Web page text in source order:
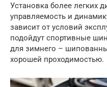
Установка более легких
управляемость и
зависит от условий
подойдут спортивные
для зимнего –
хорошей проходимостью.